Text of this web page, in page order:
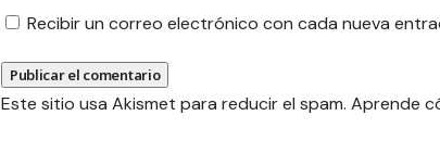
Recibir un correo electrónico con cada nueva
Este sitio usa Akismet para reducir el spam. Aprende